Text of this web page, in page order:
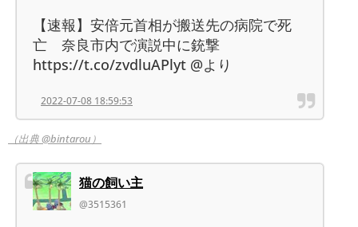
【速報】安倍元首相が搬送先の病院で死
亡 奈良市内で演説中に銃撃
https://t.co/zvdluAPlyt @より
2022-07-08 18:59:53
（出典 @bintarou）
猫の飼い主
@3515361